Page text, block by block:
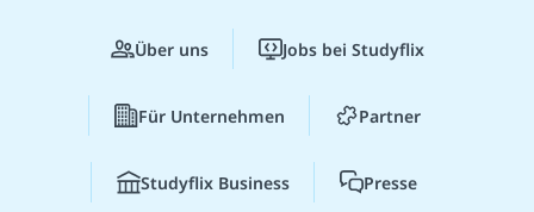
Über uns Jobs bei Studyflix
Für Unternehmen Partner
Studyflix Business Presse